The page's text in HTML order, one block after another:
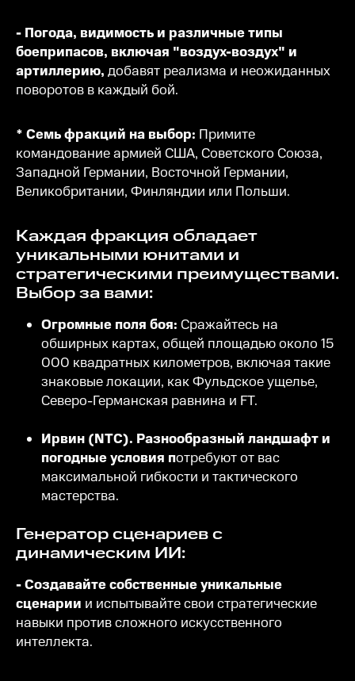
- Погода, видимость и различные типы
боеприпасов, включая "воздух-воздух" и
артиллерию, добавят реализма и неожиданных
поворотов в каждый бой.
* Семь фракций на выбор: Примите
командование армией США, Советского Союза,
Западной Германии, Восточной Германии,
Великобритании, Финляндии или Польши.
Каждая фракция обладает
уникальными юнитами и
стратегическими преимуществами.
Выбор за вами:
Огромные поля боя: Сражайтесь на
обширных картах, общей площадью около 15
000 квадратных километров, включая такие
знаковые локации, как Фульдское ущелье,
Северо-Германская равнина и FT.
Ирвин (NTC). Разнообразный ландшафт и
погодные условия потребуют от вас
максимальной гибкости и тактического
мастерства.
Генератор сценариев с
динамическим ИИ:
- Создавайте собственные уникальные
сценарии и испытывайте свои стратегические
навыки против сложного искусственного
интеллекта.